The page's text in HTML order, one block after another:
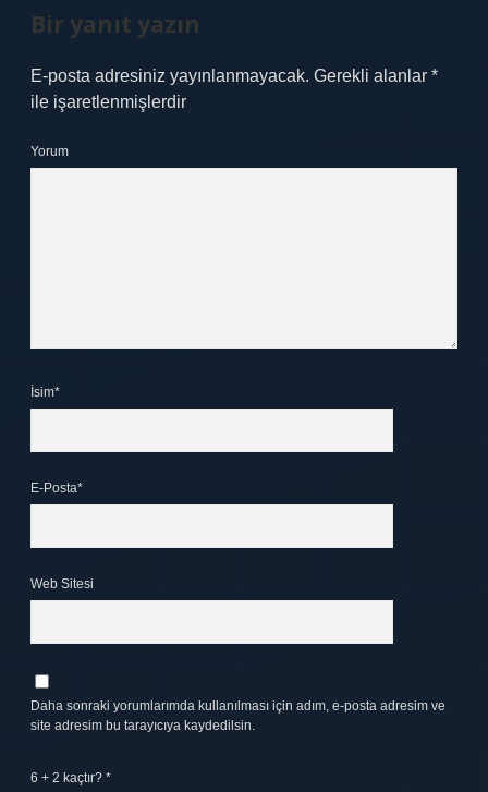
Bir yanıt yazın
E-posta adresiniz yayınlanmayacak. Gerekli alanlar *
ile işaretlenmişlerdir
Yorum
İsim*
E-Posta*
Web Sitesi
Daha sonraki yorumlarımda kullanılması için adım, e-posta adresim ve
site adresim bu tarayıcıya kaydedilsin.
6 + 2 kaçtır? *